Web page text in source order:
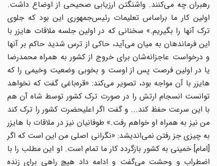
رهبران چه می‌کنند. واشنگتن ارزیابی صحیحی از اوضاع داشت.
اولین کار ما براساس تعلیمات رئیس‌جمهوری این بود که جلوی
ترک آنها را بگیریم.» سخنانی که در اولین جلسه ملاقات هایزر با
این فرماندهان به میان می‌آید، حاکی از ترس شدید حاکم بر آنها
و درخواست عاجزانه‌شان برای خروج از کشور به همراه محمدرضا
یا در اولین فرصت پس از اوست و بخوبی وضعیت وخیمی را که
هایزر با آن مواجه بود، تصویر می‌کند: «قره‌باغی گفت که نخواهد
توانست انسجام ارتش را در صورت ترک کشور توسط شاه آن هم
با این سرعت حفظ کند... و گفت اگر اعلیحضرت کشور را ترک کند
من نیز به همراه او خواهم رفت.» طوفانیان نیز در ملاقات با هایزر
به چیزی جز رفتن نمی‌اندیشد: «نگرانی اصلی من این است که اگر
[امام] خمینی به کشور بازگردد کار ما تمام است. او این مطلب را با
اضطراب و وحشت می‌گفت و ادامه داد هیچ راهی برای زنده